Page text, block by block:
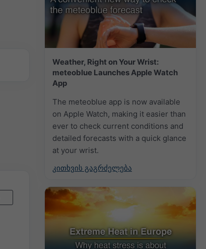
Weather, Right on Your Wrist:
meteoblue Launches Apple Watch
App
The meteoblue app is now available
on Apple Watch, making it easier than
ever to check current conditions and
detailed forecasts with a quick glance
at your wrist.
კითხვის გაგრძელება